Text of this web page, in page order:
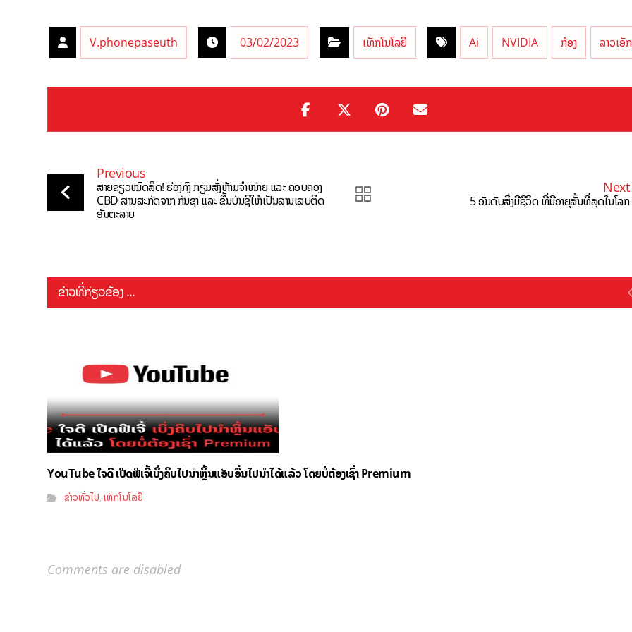
V.phonepaseuth 03/02/2023 ເທັກໂນໂລຢີ Ai NVIDIA ກ້ອງ ລາວເອັກ
Previous
ສາຍຂຽວໝົດສິດ! ຮ່ອງກົງ ກຽມສັ່ງຫ້າມຈຳໜ່າຍ ແລະ ຄອບຄອງ
CBD ສານສະກັດຈາກ ກັນຊາ ແລະ ຂຶ້ນບັນຊີໃຫ້ເປັນສານເສບຕິດ
ອັນຕະລາຍ
Next
5 ອັນດັບສິ່ງມີຊີວິດ ທີ່ມີອາຍຸສັ້ນທີ່ສຸດໃນໂລກ
ຂ່າວທີ່ກ່ຽວຂ້ອງ ...
YouTube ໃຈດີ ເປີດຟີເຈີ້ເບິ່ງຄິບໄປນຳຫຼິ້ນແອັບອື່ນໄປນຳໄດ້ແລ້ວ ໂດຍບໍ່ຕ້ອງເຊົ່າ Premium
ຂ່າວທົ່ວໄປ,ເທັກໂນໂລຢີ
Comments are disabled